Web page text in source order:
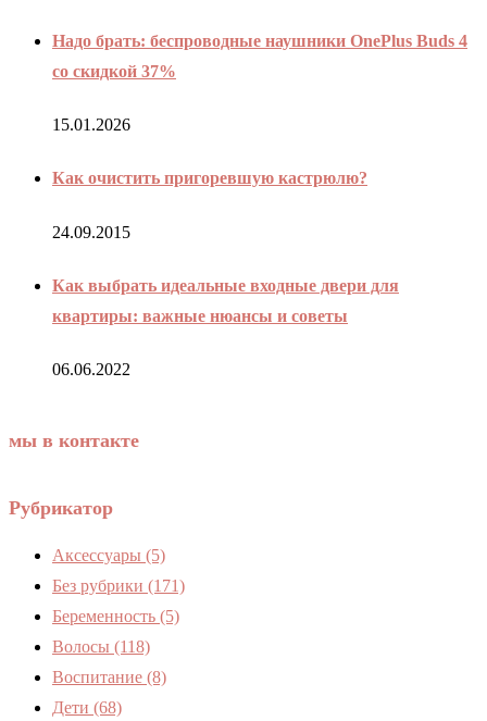
Надо брать: беспроводные наушники OnePlus Buds 4
со скидкой 37%
15.01.2026
Как очистить пригоревшую кастрюлю?
24.09.2015
Как выбрать идеальные входные двери для
квартиры: важные нюансы и советы
06.06.2022
мы в контакте
Рубрикатор
Аксессуары (5)
Без рубрики (171)
Беременность (5)
Волосы (118)
Воспитание (8)
Дети (68)